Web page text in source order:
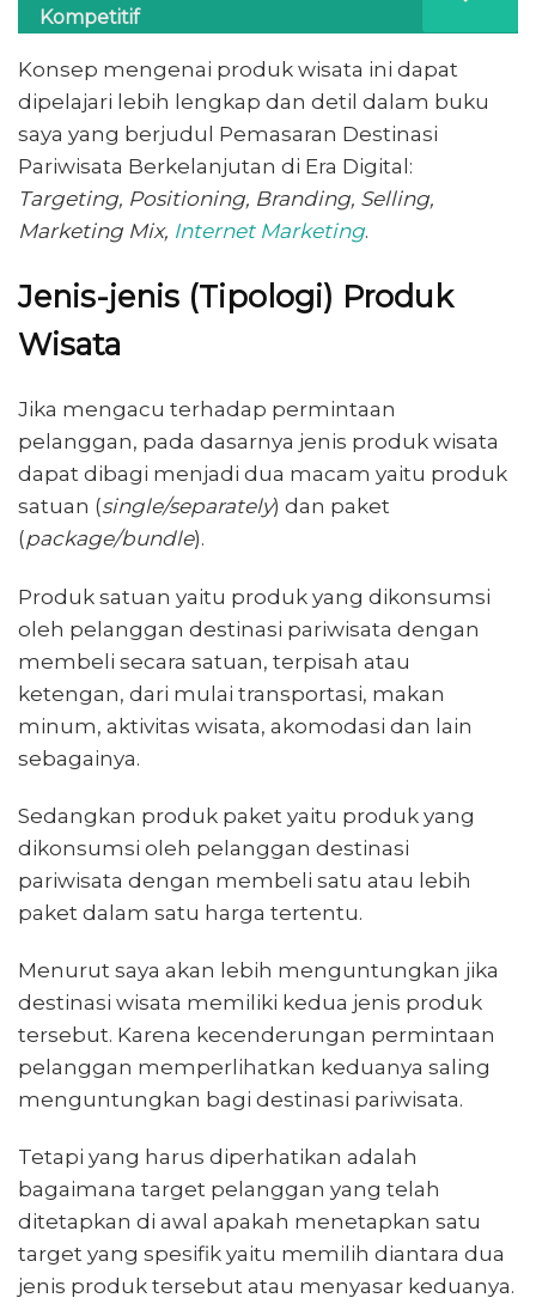
Kompetitif
Konsep mengenai produk wisata ini dapat
dipelajari lebih lengkap dan detil dalam buku
saya yang berjudul Pemasaran Destinasi
Pariwisata Berkelanjutan di Era Digital:
Targeting, Positioning, Branding, Selling,
Marketing Mix, Internet Marketing.
Jenis-jenis (Tipologi) Produk
Wisata
Jika mengacu terhadap permintaan
pelanggan, pada dasarnya jenis produk wisata
dapat dibagi menjadi dua macam yaitu produk
satuan (single/separately) dan paket
(package/bundle).
Produk satuan yaitu produk yang dikonsumsi
oleh pelanggan destinasi pariwisata dengan
membeli secara satuan, terpisah atau
ketengan, dari mulai transportasi, makan
minum, aktivitas wisata, akomodasi dan lain
sebagainya.
Sedangkan produk paket yaitu produk yang
dikonsumsi oleh pelanggan destinasi
pariwisata dengan membeli satu atau lebih
paket dalam satu harga tertentu.
Menurut saya akan lebih menguntungkan jika
destinasi wisata memiliki kedua jenis produk
tersebut. Karena kecenderungan permintaan
pelanggan memperlihatkan keduanya saling
menguntungkan bagi destinasi pariwisata.
Tetapi yang harus diperhatikan adalah
bagaimana target pelanggan yang telah
ditetapkan di awal apakah menetapkan satu
target yang spesifik yaitu memilih diantara dua
jenis produk tersebut atau menyasar keduanya.